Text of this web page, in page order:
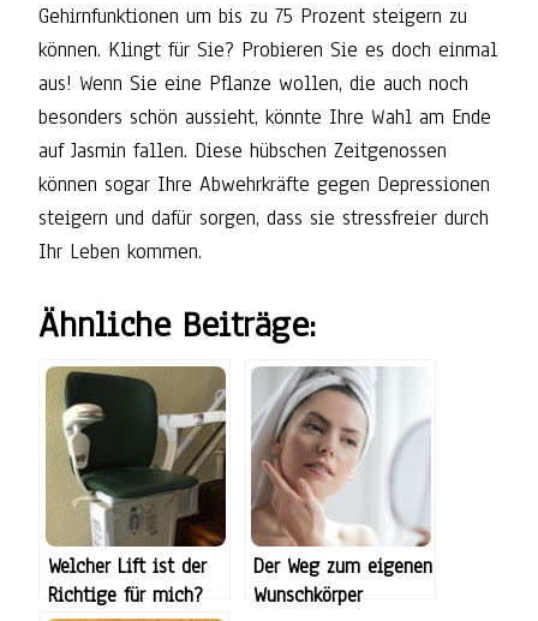
Gehirnfunktionen um bis zu 75 Prozent steigern zu
können. Klingt für Sie? Probieren Sie es doch einmal
aus! Wenn Sie eine Pflanze wollen, die auch noch
besonders schön aussieht, könnte Ihre Wahl am Ende
auf Jasmin fallen. Diese hübschen Zeitgenossen
können sogar Ihre Abwehrkräfte gegen Depressionen
steigern und dafür sorgen, dass sie stressfreier durch
Ihr Leben kommen.
Ähnliche Beiträge:
Welcher Lift ist der
Richtige für mich?
Der Weg zum eigenen
Wunschkörper